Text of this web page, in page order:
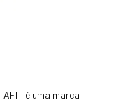
é uma marca